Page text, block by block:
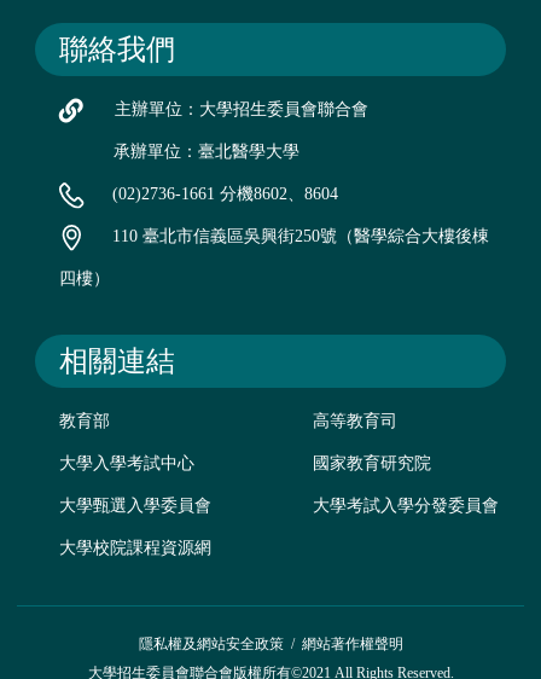
聯絡我們
主辦單位：大學招生委員會聯合會
承辦單位：臺北醫學大學
(02)2736-1661 分機8602、8604
110 臺北市信義區吳興街250號（醫學綜合大樓後棟
四樓）
相關連結
教育部 高等教育司
大學入學考試中心 國家教育研究院
大學甄選入學委員會 大學考試入學分發委員會
大學校院課程資源網
隱私權及網站安全政策/ 網站著作權聲明
大學招生委員會聯合會版權所有©2021 All Rights Reserved.